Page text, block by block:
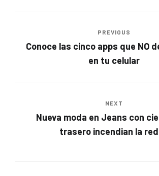
PREVIOUS
Conoce las cinco apps que NO
en tu celular
NEXT
Nueva moda en Jeans con
trasero incendian la